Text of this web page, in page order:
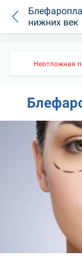
нижних век
Неотложная